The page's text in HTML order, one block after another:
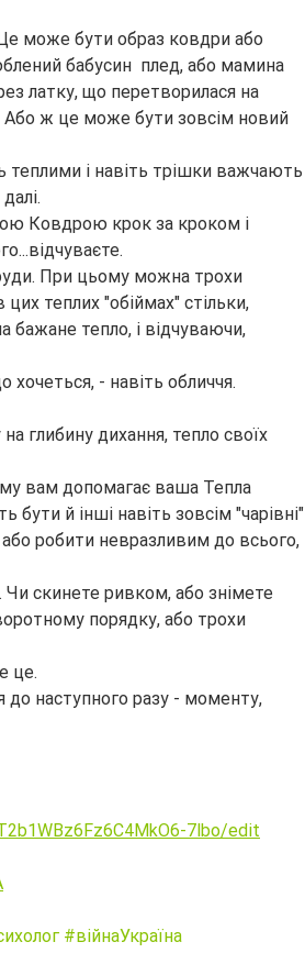
може бути образ ковдри або
бабусин  плед, або мамина
латку, що перетворилася на
Або ж це може бути зовсім новий
теплими і навіть трішки важчають
Ковдрою крок за кроком і
При цьому можна трохи
теплих "обіймах" стільки,
бажане тепло, і відчуваючи,
- навіть обличчя.
глибину дихання, тепло своїх
вам допомагає ваша Тепла
й інші навіть зовсім "чарівні"
робити невразливим до всього,
скинете ривком, або знімете
порядку, або трохи
це.
наступного разу - моменту,
7lbo/edit
#війнаУкраїна